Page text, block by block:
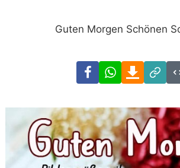
Guten Morgen Schönen
FacebookWhatsApp
Link